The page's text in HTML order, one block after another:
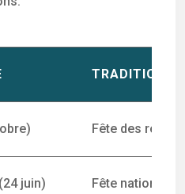
TRADITION
Fête des
juin) Fête nationale